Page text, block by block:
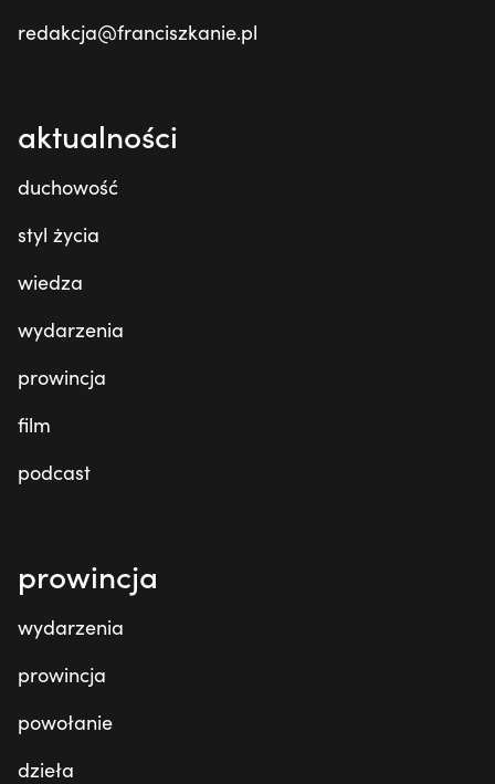
redakcja@franciszkanie.pl
aktualności
duchowość
styl życia
wiedza
wydarzenia
prowincja
film
podcast
prowincja
wydarzenia
prowincja
powołanie
dzieła